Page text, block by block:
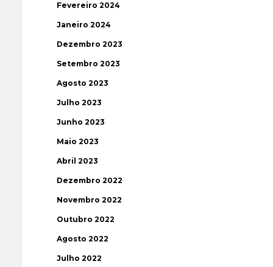
Fevereiro 2024
Janeiro 2024
Dezembro 2023
Setembro 2023
Agosto 2023
Julho 2023
Junho 2023
Maio 2023
Abril 2023
Dezembro 2022
Novembro 2022
Outubro 2022
Agosto 2022
Julho 2022